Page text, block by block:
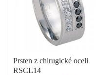
Prsten z chirugické oceli
RSCL14